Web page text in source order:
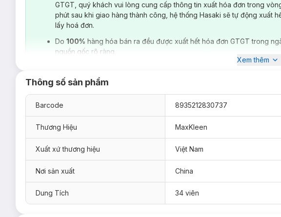
Hiện sản phẩm chính hãng đã có tại
Hương Nước Hoa Huyền Diệu: 20 Viên; 34 Viên.
GTGT, quý khách vui lòng cung cấp thông tin xuất hóa đơn trong
phút sau khi giao hàng thành công, hệ thống Hasaki sẽ tự động xuất
lấy hoá đơn.
Do 100% hàng hóa bán ra đều được xuất hết hóa đơn GTGT trong
nguồn gốc rõ ràng.
Xem thêm
Thông số sản phẩm
Barcode 8935212830737
Thương Hiệu MaxKleen
Xuất xứ thương hiệu Việt Nam
Nơi sản xuất China
Dung Tích 34 viên